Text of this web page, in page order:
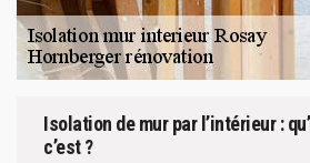
Isolation de mur par l’intérieur :
c’est ?